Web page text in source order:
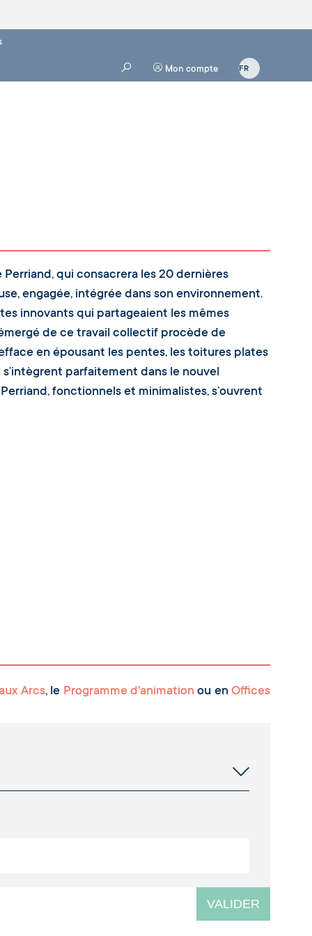
Mon compte
qui consacrera les 20 dernières
engagée, intégrée dans son environnement.
innovants qui partageaient les mêmes
de ce travail collectif procède de
en épousant les pentes, les toitures plates
parfaitement dans le nouvel
fonctionnels et minimalistes, s’ouvrent
Arcs, le Programme d'animation ou enOffices
VALIDER